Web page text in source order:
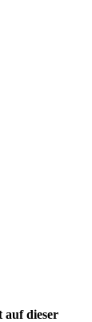
auf dieser